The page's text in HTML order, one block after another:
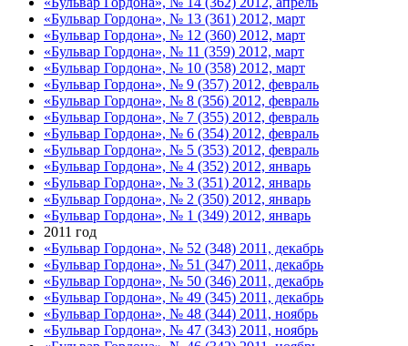
«Бульвар Гордона», № 13 (361) 2012, март
«Бульвар Гордона», № 12 (360) 2012, март
«Бульвар Гордона», № 11 (359) 2012, март
«Бульвар Гордона», № 10 (358) 2012, март
«Бульвар Гордона», № 9 (357) 2012, февраль
«Бульвар Гордона», № 8 (356) 2012, февраль
«Бульвар Гордона», № 7 (355) 2012, февраль
«Бульвар Гордона», № 6 (354) 2012, февраль
«Бульвар Гордона», № 5 (353) 2012, февраль
«Бульвар Гордона», № 4 (352) 2012, январь
«Бульвар Гордона», № 3 (351) 2012, январь
«Бульвар Гордона», № 2 (350) 2012, январь
«Бульвар Гордона», № 1 (349) 2012, январь
2011 год
«Бульвар Гордона», № 52 (348) 2011, декабрь
«Бульвар Гордона», № 51 (347) 2011, декабрь
«Бульвар Гордона», № 50 (346) 2011, декабрь
«Бульвар Гордона», № 49 (345) 2011, декабрь
«Бульвар Гордона», № 48 (344) 2011, ноябрь
«Бульвар Гордона», № 47 (343) 2011, ноябрь